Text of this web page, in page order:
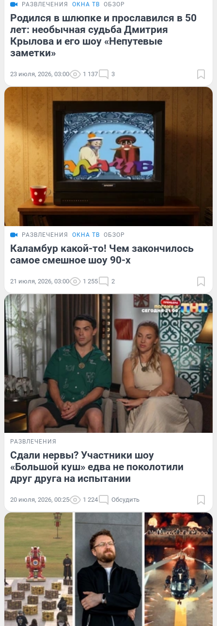
РАЗВЛЕЧЕНИЯ ОКНА ТВ ОБЗОР
Родился в шлюпке и прославился в 50
лет: необычная судьба Дмитрия
Крылова и его шоу «Непутевые
заметки»
23 июля, 2026, 03:00 1 137 3
РАЗВЛЕЧЕНИЯ ОКНА ТВ ОБЗОР
Каламбур какой-то! Чем закончилось
самое смешное шоу 90-х
21 июля, 2026, 03:00 1 255 2
РАЗВЛЕЧЕНИЯ
Сдали нервы? Участники шоу
«Большой куш» едва не поколотили
друг друга на испытании
20 июля, 2026, 00:25 1 224 Обсудить